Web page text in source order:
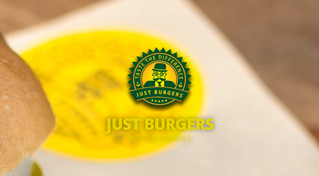
JUST BURGERS
TASTE THE DIFFERENCE